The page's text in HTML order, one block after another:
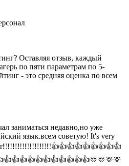
Оставляя отзыв, каждый
по пяти параметрам по 5-
- это средняя оценка по всем
заниматься недавно,но уже
язык.всем советую! It's very